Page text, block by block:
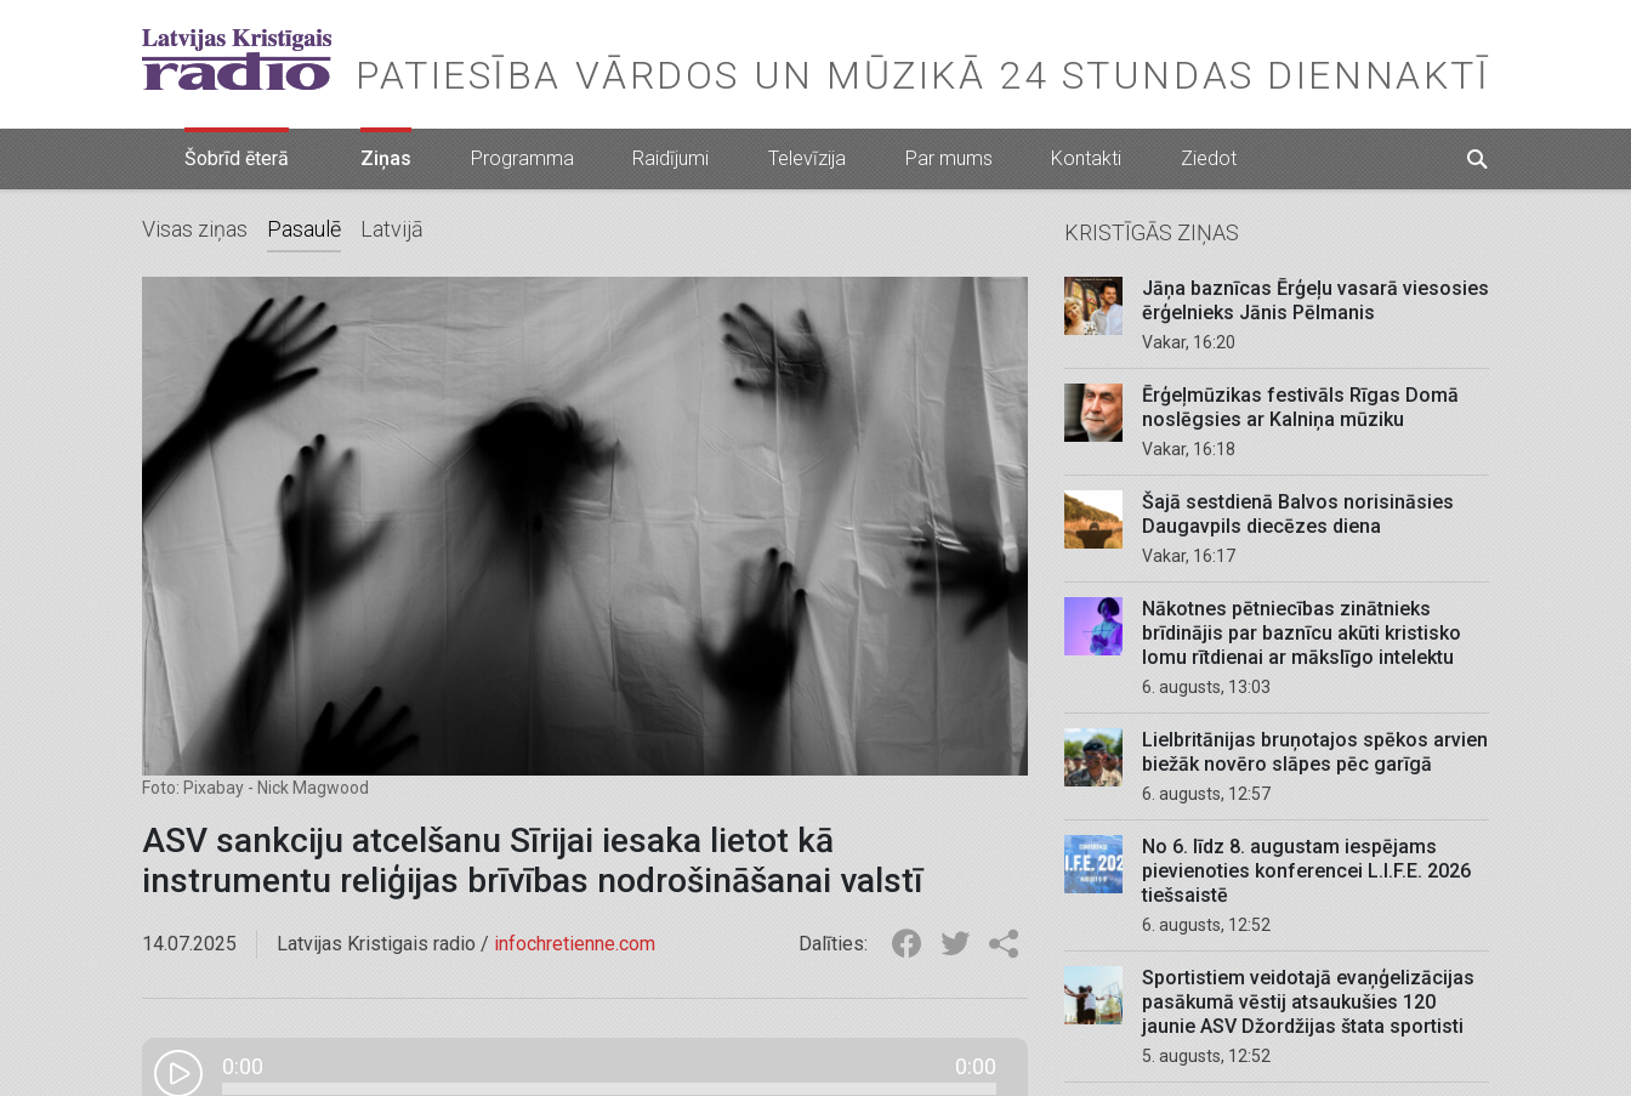
PATIESĪBA VĀRDOS UN MŪZIKĀ 24 STUNDAS DIENNAKTĪ
Šobrīd ēterā Ziņas Programma Raidījumi Televīzija Par mums Kontakti Ziedot
Visas ziņas Pasaulē Latvijā
Foto: Pixabay - Nick Magwood
ASV sankciju atcelšanu Sīrijai iesaka lietot kā
instrumentu reliģijas brīvības nodrošināšanai valstī
14.07.2025 Latvijas Kristigais radio / infochretienne.com Dalīties:
0:00 0:00
KRISTĪGĀS ZIŅAS
Jāņa baznīcas Ērģeļu vasarā viesosies
ērģelnieks Jānis Pēlmanis
Vakar, 16:20
Ērģeļmūzikas festivāls Rīgas Domā
noslēgsies ar Kalniņa mūziku
Vakar, 16:18
Šajā sestdienā Balvos norisināsies
Daugavpils diecēzes diena
Vakar, 16:17
Nākotnes pētniecības zinātnieks
brīdinājis par baznīcu akūti kristisko
lomu rītdienai ar mākslīgo intelektu
6. augusts, 13:03
Lielbritānijas bruņotajos spēkos arvien
biežāk novēro slāpes pēc garīgā
6. augusts, 12:57
No 6. līdz 8. augustam iespējams
pievienoties konferencei L.I.F.E. 2026
tiešsaistē
6. augusts, 12:52
Sportistiem veidotajā evaņģelizācijas
pasākumā vēstij atsaukušies 120
jaunie ASV Džordžijas štata sportisti
5. augusts, 12:52